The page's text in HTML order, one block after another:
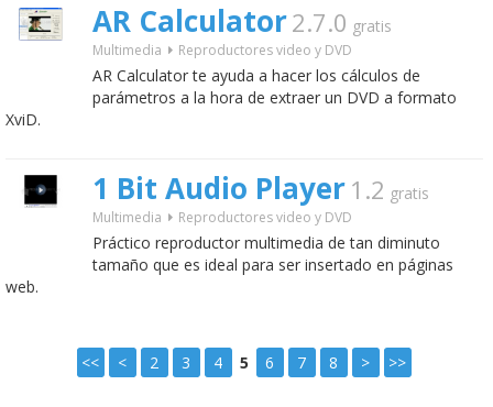
AR Calculator2.7.0 gratis
Multimedia Reproductores video y DVD
AR Calculator te ayuda a hacer los cálculos de
parámetros a la hora de extraer un DVD a formato
XviD.
1 Bit Audio Player 1.2 gratis
Multimedia Reproductores video y DVD
Práctico reproductor multimedia de tan diminuto
tamaño que es ideal para ser insertado en páginas
web.
<< < 2 3 4 5 6 7 8 > >>